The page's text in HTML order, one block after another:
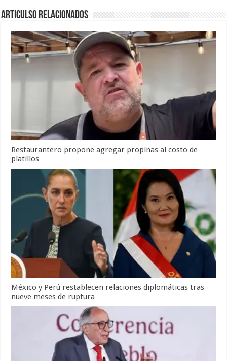
Articulso Relacionados
Restaurantero propone agregar propinas al costo de
platillos
México y Perú restablecen relaciones diplomáticas tras
nueve meses de ruptura